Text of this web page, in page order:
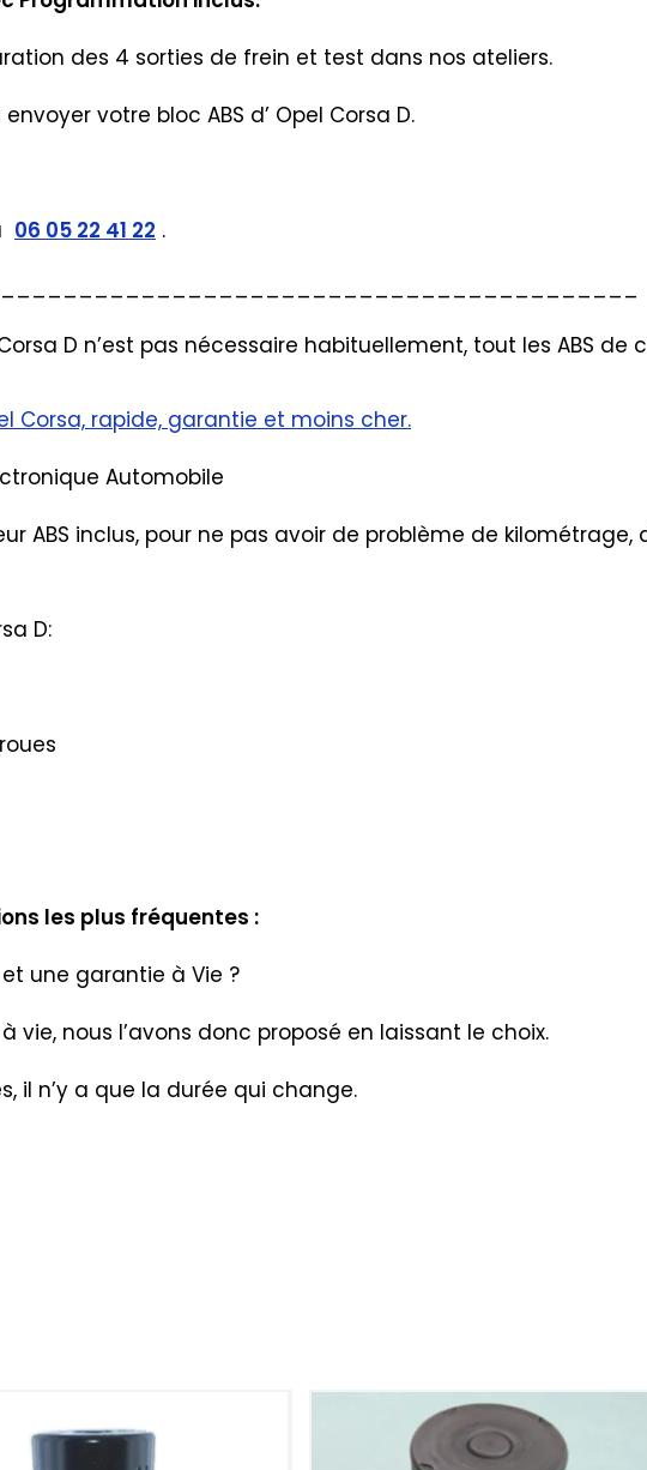
des 4 sorties de frein et test dans nos ateliers.
votre bloc ABS d’ Opel Corsa D.
06 05 22 41 22 .
D n’est pas nécessaire habituellement, tout les ABS
Corsa, rapide, garantie et moins cher.
Automobile
ABS inclus, pour ne pas avoir de problème de
D:
les plus fréquentes :
une garantie à Vie ?
nous l’avons donc proposé en laissant le choix.
il n’y a que la durée qui change.